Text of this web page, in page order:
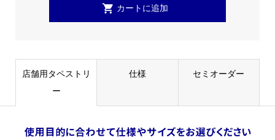
店舗用タペストリ
ー
仕様 セミオーダー